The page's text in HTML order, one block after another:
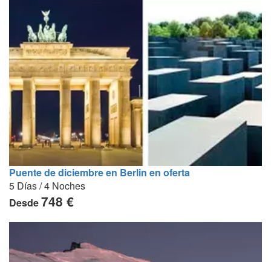
Puente de diciembre en Berlin en oferta
5 Días / 4 Noches
Desde748 €